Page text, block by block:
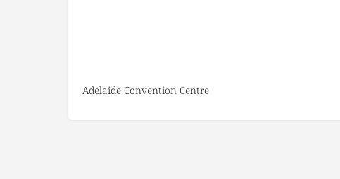
Adelaide Convention Centre